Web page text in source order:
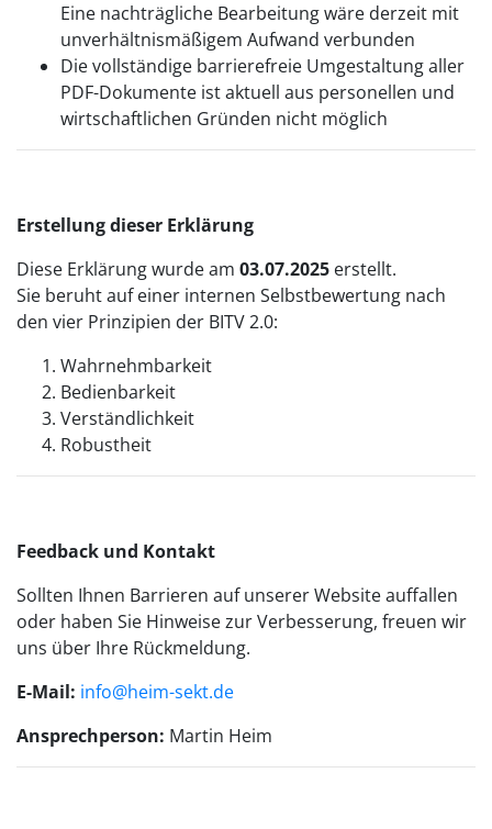
Eine nachträgliche Bearbeitung wäre derzeit mit
unverhältnismäßigem Aufwand verbunden
Die vollständige barrierefreie Umgestaltung aller
PDF-Dokumente ist aktuell aus personellen und
wirtschaftlichen Gründen nicht möglich
Erstellung dieser Erklärung
Diese Erklärung wurde am 03.07.2025 erstellt.
Sie beruht auf einer internen Selbstbewertung nach
den vier Prinzipien der BITV 2.0:
Wahrnehmbarkeit
Bedienbarkeit
Verständlichkeit
Robustheit
Feedback und Kontakt
Sollten Ihnen Barrieren auf unserer Website auffallen
oder haben Sie Hinweise zur Verbesserung, freuen wir
uns über Ihre Rückmeldung.
E-Mail: info@heim-sekt.de
Ansprechperson: Martin Heim